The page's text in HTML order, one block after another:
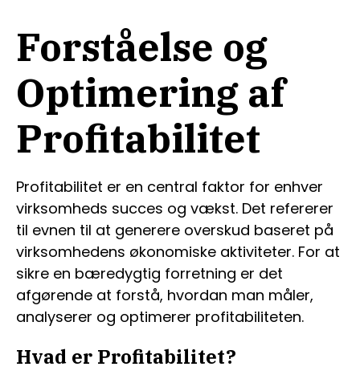
Forståelse og
Optimering af
Profitabilitet
Profitabilitet er en central faktor for enhver
virksomheds succes og vækst. Det refererer
til evnen til at generere overskud baseret på
virksomhedens økonomiske aktiviteter. For at
sikre en bæredygtig forretning er det
afgørende at forstå, hvordan man måler,
analyserer og optimerer profitabiliteten.
Hvad er Profitabilitet?